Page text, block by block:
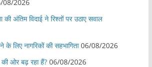
08/2026
की अंतिम विदाई ने रिश्तों पर उठाए सवाल
लिए नागरिकों की सहभागिता 06/08/2026
ओर बढ़ रहा हैं? 06/08/2026